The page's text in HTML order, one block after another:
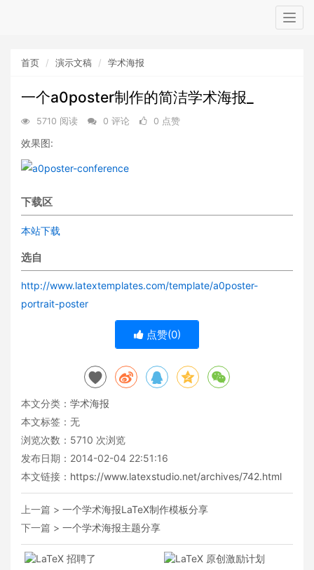
首页 演示文稿 学术海报
一个a0poster制作的简洁学术海报_
5710 阅读 0 评论 0 点赞
效果图:
下载区
本站下载
选自
http://www.latextemplates.com/template/a0poster-
portrait-poster
点赞(0)
本文分类： 学术海报
本文标签：无
浏览次数： 5710 次浏览
发布日期：2014-02-04 22:51:16
本文链接： https://www.latexstudio.net/archives/742.html
上一篇 > 一个学术海报LaTeX制作模板分享
下一篇 > 一个学术海报主题分享